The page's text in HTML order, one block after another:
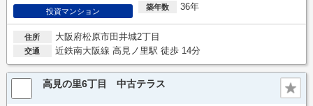
投資マンション 築年数 36年
住所 大阪府松原市田井城2丁目
交通 近鉄南大阪線 高見ノ里駅 徒歩 14分
高見の里6丁目 中古テラス